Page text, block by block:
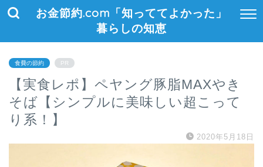
お金節約.com「知っててよかった」
暮らしの知恵
食費の節約 PR
【実食レポ】ペヤング豚脂MAXやき
そば【シンプルに美味しい超こって
り系！】
2020年5月18日